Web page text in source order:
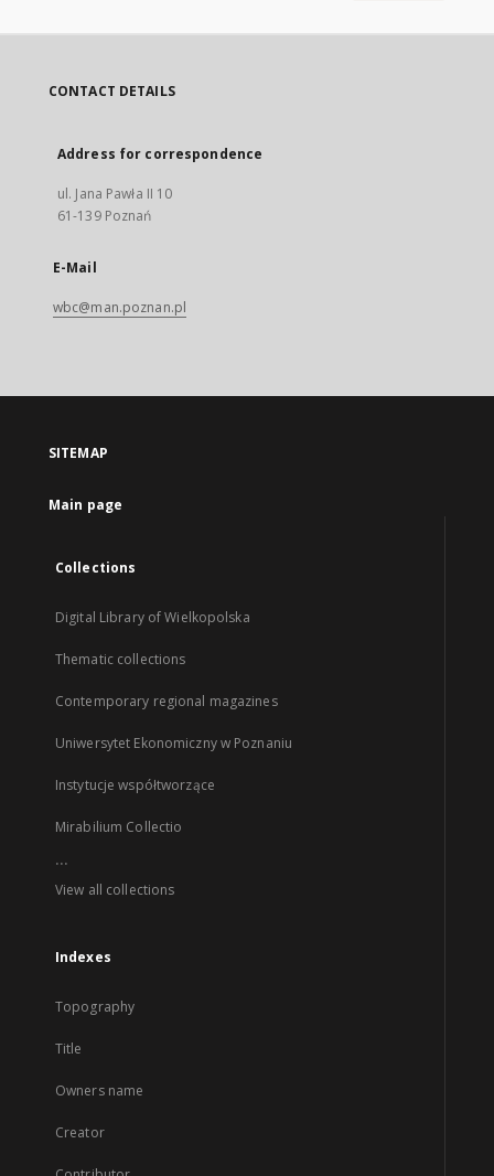
CONTACT DETAILS
Address for correspondence
ul. Jana Pawła II 10
61-139 Poznań
E-Mail
wbc@man.poznan.pl
SITEMAP
Main page
Collections
Digital Library of Wielkopolska
Thematic collections
Contemporary regional magazines
Uniwersytet Ekonomiczny w Poznaniu
Instytucje współtworzące
Mirabilium Collectio
...
View all collections
Indexes
Topography
Title
Owners name
Creator